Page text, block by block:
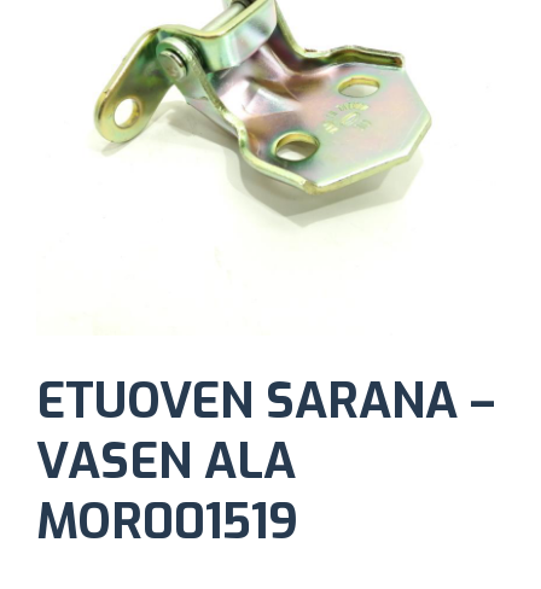
ETUOVEN SARANA –
VASEN ALA
MOR001519